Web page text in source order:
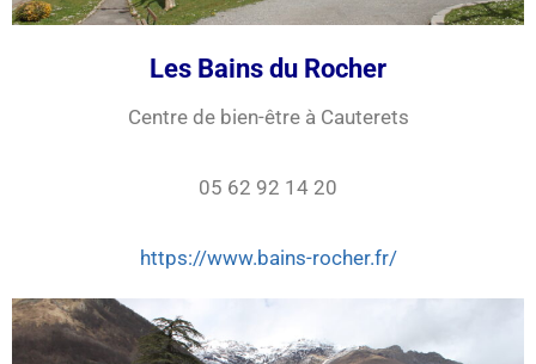
Les Bains du Rocher
Centre de bien-être à Cauterets
05 62 92 14 20
https://www.bains-rocher.fr/